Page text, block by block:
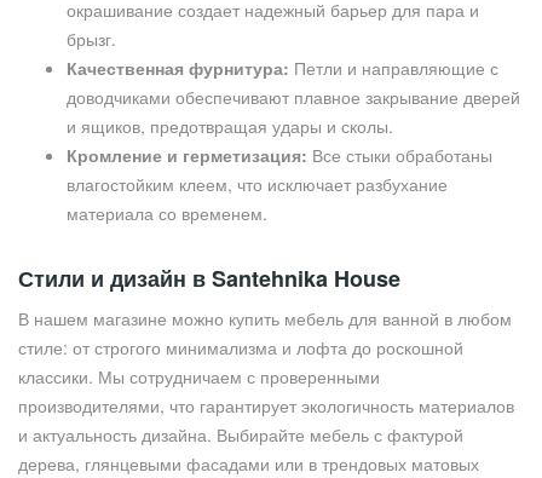
окрашивание создает надежный барьер для пара и
брызг.
Качественная фурнитура: Петли и направляющие с
доводчиками обеспечивают плавное закрывание дверей
и ящиков, предотвращая удары и сколы.
Кромление и герметизация: Все стыки обработаны
влагостойким клеем, что исключает разбухание
материала со временем.
Стили и дизайн в Santehnika House
В нашем магазине можно купить мебель для ванной в любом
стиле: от строгого минимализма и лофта до роскошной
классики. Мы сотрудничаем с проверенными
производителями, что гарантирует экологичность материалов
и актуальность дизайна. Выбирайте мебель с фактурой
дерева, глянцевыми фасадами или в трендовых матовых